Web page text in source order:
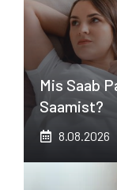
Mis Saab
Saamist?
8.08.2026